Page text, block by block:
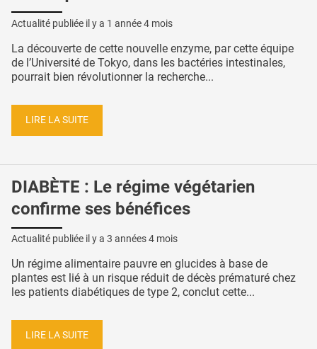
Actualité publiée il y a 1 année 4 mois
La découverte de cette nouvelle enzyme, par cette équipe
de l’Université de Tokyo, dans les bactéries intestinales,
pourrait bien révolutionner la recherche...
LIRE LA SUITE
DIABÈTE : Le régime végétarien
confirme ses bénéfices
Actualité publiée il y a 3 années 4 mois
Un régime alimentaire pauvre en glucides à base de
plantes est lié à un risque réduit de décès prématuré chez
les patients diabétiques de type 2, conclut cette...
LIRE LA SUITE